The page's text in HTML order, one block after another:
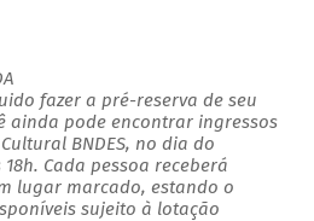
fazer a pré-reserva de seu
ainda pode encontrar ingressos
BNDES, no dia do
Cada pessoa receberá
lugar marcado, estando o
sujeito à lotação